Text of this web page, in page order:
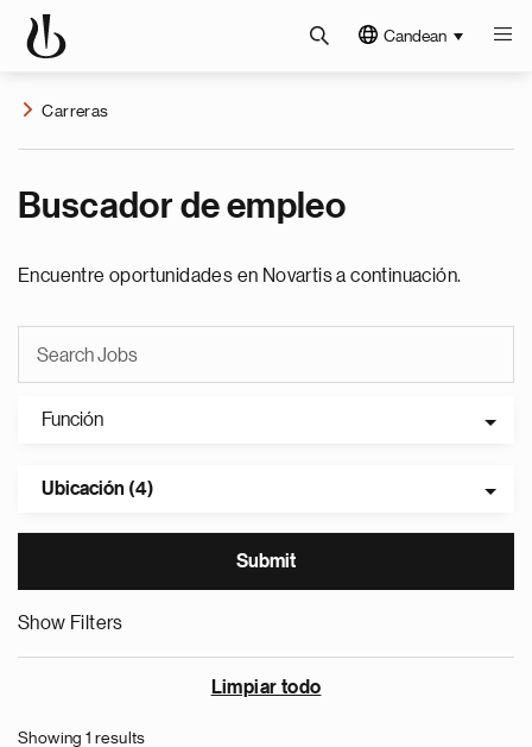
Candean
Carreras
Buscador de empleo
Encuentre oportunidades en Novartis a continuación.
Función
Ubicación (4)
Show Filters
Limpiar todo
Showing 1 results